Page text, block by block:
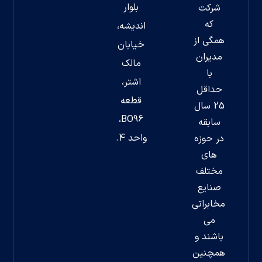
شرکت
که
همگی از
مدیران
با
حداقل
25 سال
سابقه
در حوزه
های
مختلف
صنایع
مخابراتی
می
باشند و
همچنین
بلوار
اندیشه،
خیابان
مالک
اشتر،
قطعه
BO96،
واحد 4.